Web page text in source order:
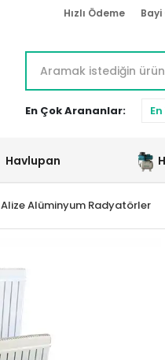
Hızlı Ödeme Bayi
En Çok Arananlar:
Havlupan
Alize Alüminyum Radyatörler